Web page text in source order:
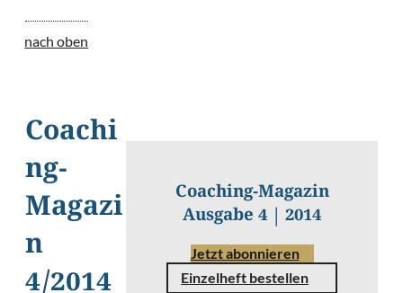
nach oben
Coachi
ng-
Magazi
n
4/2014
Coaching-Magazin
Ausgabe 4 | 2014
Jetzt abonnieren
Einzelheft bestellen